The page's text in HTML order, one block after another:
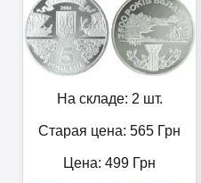
На складе: 2 шт.
Старая цена: 565 Грн
Цена: 499 Грн